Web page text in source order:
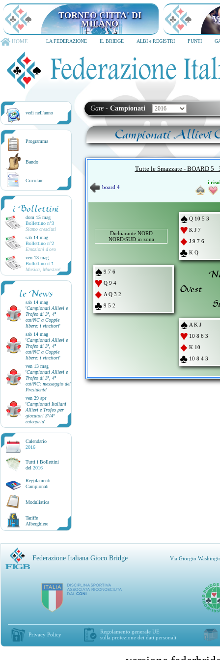
TORNEO CITTA' DI
MILANO
HOME LA FEDERAZIONE IL BRIDGE ALBI e REGISTRI PUNTI
vedi nell'anno
Programma
Bando
Circolare
i Bollettini
dom 15 mag
Bollettino n°3
Siamo cresciuti
sab 14 mag
Bollettino n°2
Emozioni d'oro
ven 13 mag
Bollettino n°1
Musica, Maestro!
le News
sab 14 mag
'Campionati Allievi e
Trofeo di 3ª, 4ª
cat/NC a Coppie
libere: i vincitori'
sab 14 mag
'Campionati Allievi e
Trofeo di 3ª, 4ª
cat/NC a Coppie
libere: i vincitori'
ven 13 mag
'Campionati Allievi e
Trofeo di 3ª, 4ª
cat/NC: messaggio del
Presidente'
ven 29 apr
'Campionati Italiani
Allievi e Trofeo per
giocatori 3ª/4ª
categoria'
Calendario
2016
Tutti i Bollettini
del 2016
Regolamenti
Campionati
Modulistica
Tariffe
Alberghiere
Gare - Campionati
Campionati Allievi
Tutte le Smazzate - BOARD 5
board 4
i
Dichiarante NORD
NORD/SUD in zona
Q 10 5 3
K J 7
J 9 7 6
K Q
9 7 6
Q 9 4
A Q 3 2
9 5 2
Ovest
A K J
10 8 6 3
K 10
10 8 4 3
Federazione Italiana Gioco Bridge Via Giorgio
Privacy Policy
Regolamento generale UE
sulla protezione dei dati personali